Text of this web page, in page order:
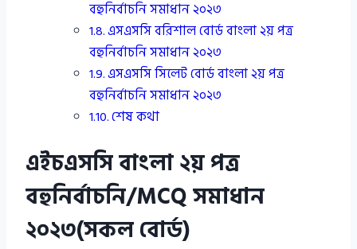
বহুনির্বাচনি সমাধান ২০২৩
এসএসসি বরিশাল বোর্ড বাংলা ২য় পত্র
বহুনির্বাচনি সমাধান ২০২৩
এসএসসি সিলেট বোর্ড বাংলা ২য় পত্র
বহুনির্বাচনি সমাধান ২০২৩
শেষ কথা
এইচএসসি বাংলা ২য় পত্র
বহুনির্বাচনি/MCQ সমাধান
২০২৩(সকল বোর্ড)